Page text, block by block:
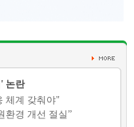
논란
체계 갖춰야"
환경 개선 절실”